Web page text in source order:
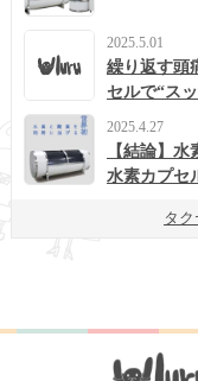
2025.5.01
繰り返す頭
セルで“ス
2025.4.27
【結論】
水素カプセ
タ